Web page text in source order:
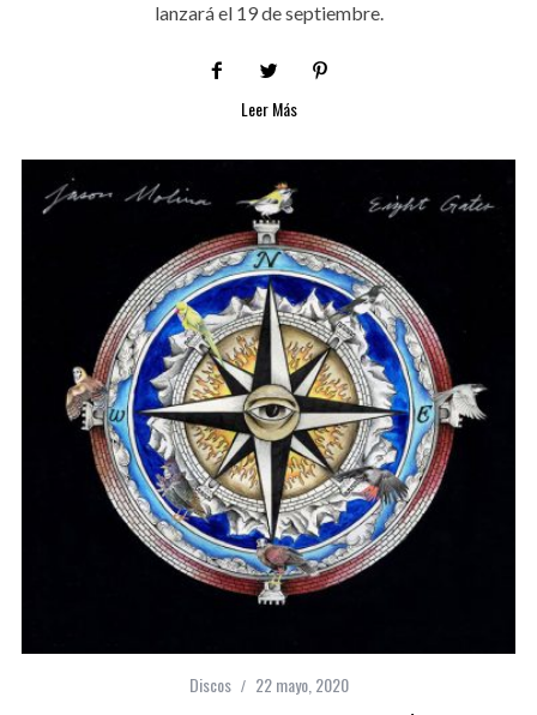
lanzará el 19 de septiembre.
Leer Más
Discos 22 mayo, 2020